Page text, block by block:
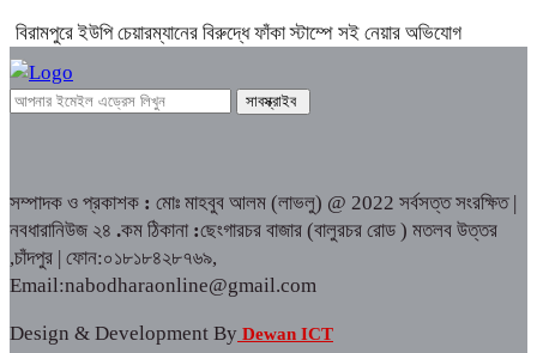
বিরামপুরে ইউপি চেয়ারম্যানের বিরুদ্ধে ফাঁকা স্টাম্পে সই নেয়ার অভিযোগ
সম্পাদক ও প্রকাশক : মোঃ মাহবুব আলম (লাভলু) @ 2022 সর্বসত্ত সংরক্ষিত |
নবধারানিউজ ২৪ .কম ঠিকানা :ছেংগারচর বাজার (বালুরচর রোড ) মতলব উত্তর
,চাঁদপুর | ফোন:০১৮১৮৪২৮৭৬৯,
Email:nabodharaonline@gmail.com
Design & Development By Dewan ICT